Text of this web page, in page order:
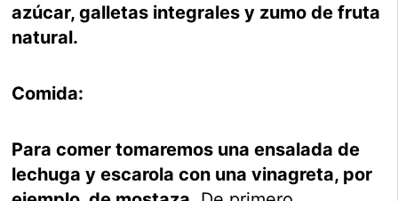
azúcar, galletas integrales y zumo de fruta
natural.
Comida:
Para comer tomaremos una ensalada de
lechuga y escarola con una vinagreta, por